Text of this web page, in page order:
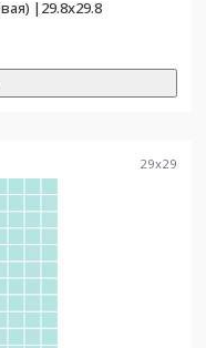
|29.8х29.8
29x29